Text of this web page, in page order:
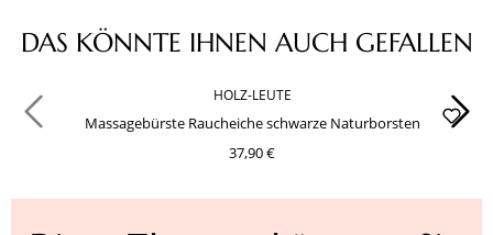
Produktgalerie überspringen
DAS KÖNNTE IHNEN AUCH GEFALLEN
HOLZ-LEUTE
Massagebürste Raucheiche schwarze Naturborsten
37,90 €